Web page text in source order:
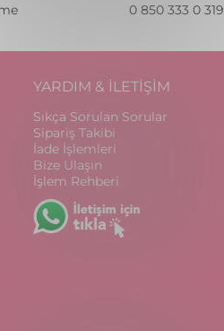
0 850 333 0 319
YARDIM & İLETİŞİM
Sıkça Sorulan Sorular
Sipariş Takibi
İade İşlemleri
Bize Ulaşın
İşlem Rehberi